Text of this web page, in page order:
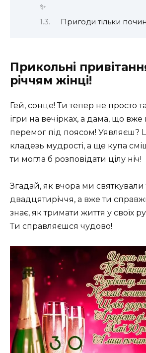
✨
Пригоди тільки
Прикольні
річчям жінці!
Гей, сонце! Ти тепер не просто
ігри на вечірках, а дама, що
перемог під поясом! Уявляєш?
кладезь мудрості, а ще купа
ти могла б розповідати цілу ніч!
Згадай, як вчора ми святкували
двадцятиріччя, а вже ти
знає, як тримати життя у своїх
Ти справляєшся чудово!